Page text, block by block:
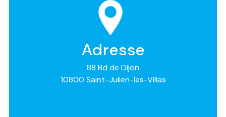
Adresse
88 Bd de Dijon
10800 Saint-Julien-les-Villas